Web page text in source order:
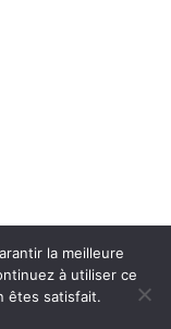
- 36000 Châteauroux
la meilleure
à utiliser ce
êtes satisfait.